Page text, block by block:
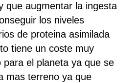
que augmentar la ingesta
los niveles
de proteina asimilada
tiene un coste muy
para el planeta ya que se
mas terreno ya que